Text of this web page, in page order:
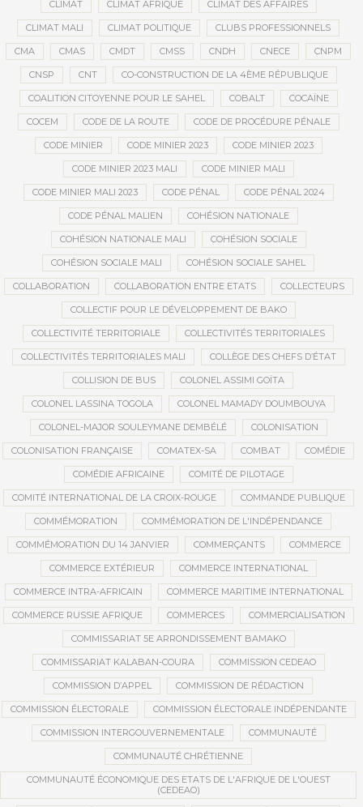
CLIMAT CLIMAT AFRIQUE CLIMAT DES AFFAIRES
CLIMAT MALI CLIMAT POLITIQUE CLUBS PROFESSIONNELS
CMA CMAS CMDT CMSS CNDH CNECE CNPM
CNSP CNT CO-CONSTRUCTION DE LA 4ÈME RÉPUBLIQUE
COALITION CITOYENNE POUR LE SAHEL COBALT COCAÏNE
COCEM CODE DE LA ROUTE CODE DE PROCÉDURE PÉNALE
CODE MINIER CODE MINIER 2023 CODE MINIER 2023
CODE MINIER 2023 MALI CODE MINIER MALI
CODE MINIER MALI 2023 CODE PÉNAL CODE PÉNAL 2024
CODE PÉNAL MALIEN COHÉSION NATIONALE
COHÉSION NATIONALE MALI COHÉSION SOCIALE
COHÉSION SOCIALE MALI COHÉSION SOCIALE SAHEL
COLLABORATION COLLABORATION ENTRE ETATS COLLECTEURS
COLLECTIF POUR LE DÉVELOPPEMENT DE BAKO
COLLECTIVITÉ TERRITORIALE COLLECTIVITÉS TERRITORIALES
COLLECTIVITÉS TERRITORIALES MALI COLLÈGE DES CHEFS D’ÉTAT
COLLISION DE BUS COLONEL ASSIMI GOÏTA
COLONEL LASSINA TOGOLA COLONEL MAMADY DOUMBOUYA
COLONEL-MAJOR SOULEYMANE DEMBÉLÉ COLONISATION
COLONISATION FRANÇAISE COMATEX-SA COMBAT COMÉDIE
COMÉDIE AFRICAINE COMITÉ DE PILOTAGE
COMITÉ INTERNATIONAL DE LA CROIX-ROUGE COMMANDE PUBLIQUE
COMMÉMORATION COMMÉMORATION DE L'INDÉPENDANCE
COMMÉMORATION DU 14 JANVIER COMMERÇANTS COMMERCE
COMMERCE EXTÉRIEUR COMMERCE INTERNATIONAL
COMMERCE INTRA-AFRICAIN COMMERCE MARITIME INTERNATIONAL
COMMERCE RUSSIE AFRIQUE COMMERCES COMMERCIALISATION
COMMISSARIAT 5E ARRONDISSEMENT BAMAKO
COMMISSARIAT KALABAN-COURA COMMISSION CEDEAO
COMMISSION D’APPEL COMMISSION DE RÉDACTION
COMMISSION ÉLECTORALE COMMISSION ÉLECTORALE INDÉPENDANTE
COMMISSION INTERGOUVERNEMENTALE COMMUNAUTÉ
COMMUNAUTÉ CHRÉTIENNE
COMMUNAUTÉ ÉCONOMIQUE DES ETATS DE L'AFRIQUE DE L'OUEST
(CEDEAO)